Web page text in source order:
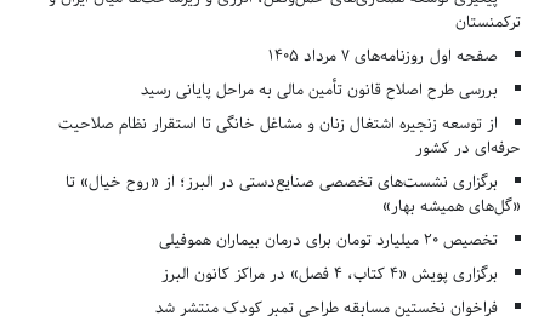
ترکمنستان
صفحه اول روزنامه‌های 7 مرداد 1405
بررسی طرح اصلاح قانون تأمین مالی به مراحل پایانی رسید
از توسعه زنجیره اشتغال زنان و مشاغل خانگی تا استقرار نظام صلاحیت
حرفه‌ای در کشور
برگزاری نشست‌های تخصصی صنایع‌دستی در البرز؛ از «روح خیال» تا
«گل‌های همیشه بهار»
تخصیص ۲۰ میلیارد تومان برای درمان بیماران هموفیلی
برگزاری پویش «۴ کتاب، ۴ فصل» در مراکز کانون البرز
فراخوان نخستین مسابقه طراحی تمبر کودک منتشر شد